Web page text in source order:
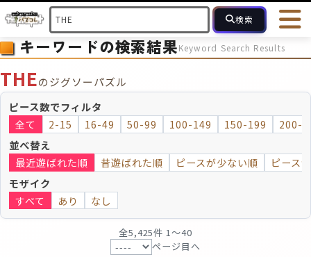
検索
HOME 会員登録
ログイン
最近投稿され
ピース数 2～15 16～49 50～99 100
モザイク モザイクのみ
キーワードの検索結果Keyword Search Results
THEのジグソーパズル
ピース数でフィルタ
全て 2-15 16-49 50-99 100-149 150-199 200-
並べ替え
最近遊ばれた順 昔遊ばれた順 ピースが少ない順 ピース
モザイク
すべて あり なし
全5,425件 1〜40
ページ目へ